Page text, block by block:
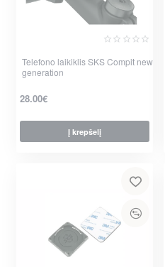
Telefono laikiklis SKS Compit new
generation
28.00€
Į krepšelį